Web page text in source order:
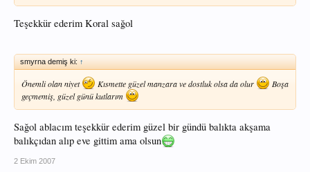
Teşekkür ederim Koral sağol
smyrna demiş ki: ↑
Önemli olan niyet Kısmette güzel manzara ve dostluk olsa da olur
Boşa
geçmemiş, güzel günü kutlarım
Sağol ablacım teşekkür ederim güzel bir gündü balıkta akşama
balıkçıdan alıp eve gittim ama olsun
2 Ekim 2007